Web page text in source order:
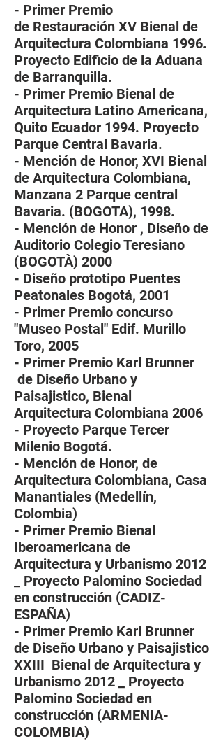
- Primer Premio
de Restauración XV Bienal de
Arquitectura Colombiana 1996.
Proyecto Edificio de la Aduana
de Barranquilla.
- Primer Premio Bienal de
Arquitectura Latino Americana,
Quito Ecuador 1994. Proyecto
Parque Central Bavaria.
- Mención de Honor, XVI Bienal
de Arquitectura Colombiana,
Manzana 2 Parque central
Bavaria. (BOGOTA), 1998.
- Mención de Honor , Diseño de
Auditorio Colegio Teresiano
(BOGOTÀ) 2000
- Diseño prototipo Puentes
Peatonales Bogotá, 2001
- Primer Premio concurso
"Museo Postal" Edif. Murillo
Toro, 2005
- Primer Premio Karl Brunner
de Diseño Urbano y
Paisajistico, Bienal
Arquitectura Colombiana 2006
- Proyecto Parque Tercer
Milenio Bogotá.
- Mención de Honor, de
Arquitectura Colombiana, Casa
Manantiales (Medellín,
Colombia)
- Primer Premio Bienal
Iberoamericana de
Arquitectura y Urbanismo 2012
_ Proyecto Palomino Sociedad
en construcción (CADIZ-
ESPAÑA)
- Primer Premio Karl Brunner
de Diseño Urbano y Paisajistico
XXIII Bienal de Arquitectura y
Urbanismo 2012 _ Proyecto
Palomino Sociedad en
construcción (ARMENIA-
COLOMBIA)